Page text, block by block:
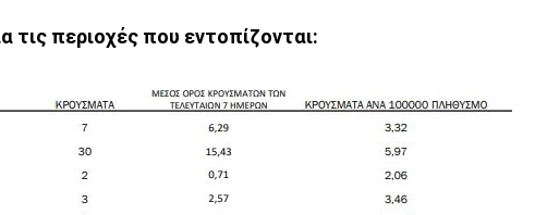
τις περιοχές που εντοπίζονται: